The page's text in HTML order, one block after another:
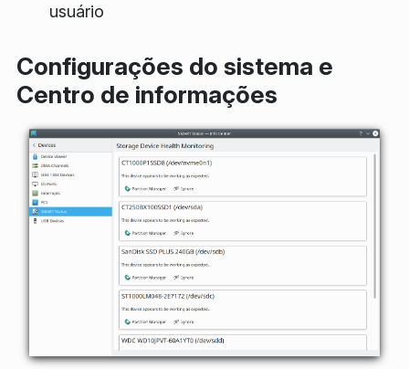
usuário
Configurações do sistema e
Centro de informações